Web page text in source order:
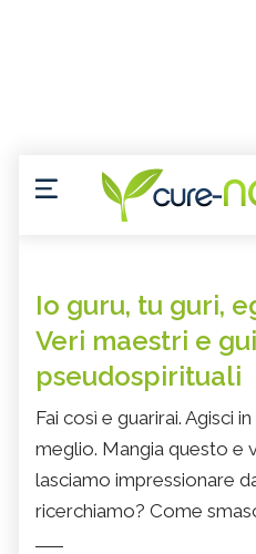
Io guru, tu guri,
Veri maestri e
pseudospirituali
Fai così e guarirai. Agisci
meglio. Mangia questo e
lasciamo impressionare
ricerchiamo? Come